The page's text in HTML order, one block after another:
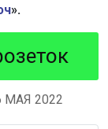
».
МАЯ 2022